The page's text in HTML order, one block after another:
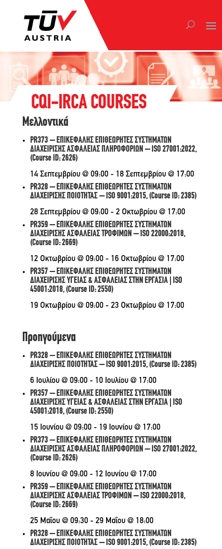
CQI-IRCA COURSES
Μελλοντικά
PR373 – ΕΠΙΚΕΦΑΛΗΣ ΕΠΙΘΕΩΡΗΤΕΣ ΣΥΣΤΗΜΑΤΩΝ
ΔΙΑΧΕΙΡΙΣΗΣ ΑΣΦΑΛΕΙΑΣ ΠΛΗΡΟΦΟΡΙΩΝ – ISO 27001:2022,
(Course ID: 2626)
14 Σεπτεμβρίου @ 09:00 - 18 Σεπτεμβρίου @ 17:00
PR328 – ΕΠΙΚΕΦΑΛΗΣ ΕΠΙΘΕΩΡΗΤΕΣ ΣΥΣΤΗΜΑΤΩΝ
ΔΙΑΧΕΙΡΙΣΗΣ ΠΟΙΟΤΗΤΑΣ – ISO 9001:2015, (Course ID: 2385)
28 Σεπτεμβρίου @ 09:00 - 2 Οκτωβρίου @ 17:00
PR359 – ΕΠΙΚΕΦΑΛΗΣ ΕΠΙΘΕΩΡΗΤΕΣ ΣΥΣΤΗΜΑΤΩΝ
ΔΙΑΧΕΙΡΙΣΗΣ ΑΣΦΑΛΕΙΑΣ ΤΡΟΦΙΜΩΝ – ISO 22000:2018,
(Course ID: 2669)
12 Οκτωβρίου @ 09:00 - 16 Οκτωβρίου @ 17:00
PR357 – ΕΠΙΚΕΦΑΛΗΣ ΕΠΙΘΕΩΡΗΤΕΣ ΣΥΣΤΗΜΑΤΩΝ
ΔΙΑΧΕΙΡΙΣΗΣ ΥΓΕΙΑΣ & ΑΣΦΑΛΕΙΑΣ ΣΤΗΝ ΕΡΓΑΣΙΑ | ISO
45001:2018, (Course ID: 2550)
19 Οκτωβρίου @ 09:00 - 23 Οκτωβρίου @ 17:00
Προηγούμενα
PR328 – ΕΠΙΚΕΦΑΛΗΣ ΕΠΙΘΕΩΡΗΤΕΣ ΣΥΣΤΗΜΑΤΩΝ
ΔΙΑΧΕΙΡΙΣΗΣ ΠΟΙΟΤΗΤΑΣ – ISO 9001:2015, (Course ID: 2385)
6 Ιουλίου @ 09:00 - 10 Ιουλίου @ 17:00
PR357 – ΕΠΙΚΕΦΑΛΗΣ ΕΠΙΘΕΩΡΗΤΕΣ ΣΥΣΤΗΜΑΤΩΝ
ΔΙΑΧΕΙΡΙΣΗΣ ΥΓΕΙΑΣ & ΑΣΦΑΛΕΙΑΣ ΣΤΗΝ ΕΡΓΑΣΙΑ | ISO
45001:2018, (Course ID: 2550)
15 Ιουνίου @ 09:00 - 19 Ιουνίου @ 17:00
PR373 – ΕΠΙΚΕΦΑΛΗΣ ΕΠΙΘΕΩΡΗΤΕΣ ΣΥΣΤΗΜΑΤΩΝ
ΔΙΑΧΕΙΡΙΣΗΣ ΑΣΦΑΛΕΙΑΣ ΠΛΗΡΟΦΟΡΙΩΝ – ISO 27001:2022,
(Course ID: 2626)
8 Ιουνίου @ 09:00 - 12 Ιουνίου @ 17:00
PR359 – ΕΠΙΚΕΦΑΛΗΣ ΕΠΙΘΕΩΡΗΤΕΣ ΣΥΣΤΗΜΑΤΩΝ
ΔΙΑΧΕΙΡΙΣΗΣ ΑΣΦΑΛΕΙΑΣ ΤΡΟΦΙΜΩΝ – ISO 22000:2018,
(Course ID: 2669)
25 Μαΐου @ 09:30 - 29 Μαΐου @ 18:00
PR328 – ΕΠΙΚΕΦΑΛΗΣ ΕΠΙΘΕΩΡΗΤΕΣ ΣΥΣΤΗΜΑΤΩΝ
ΔΙΑΧΕΙΡΙΣΗΣ ΠΟΙΟΤΗΤΑΣ – ISO 9001:2015, (Course ID: 2385)